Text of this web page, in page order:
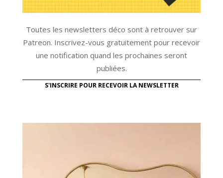
Toutes les newsletters déco sont à retrouver sur
Patreon. Inscrivez-vous gratuitement pour recevoir
une notification quand les prochaines seront
publiées.
S'INSCRIRE POUR RECEVOIR LA NEWSLETTER